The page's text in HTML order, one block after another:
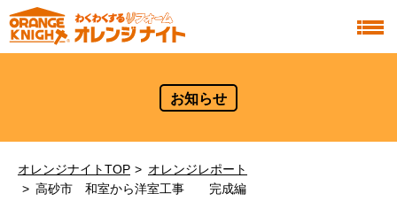
お知らせ
オレンジナイトTOP
オレンジレポート
高砂市 和室から洋室工事 完成編